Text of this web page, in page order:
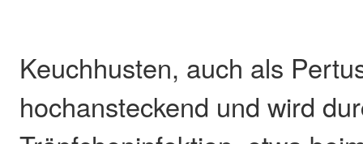
Keuchhusten, auch als
hochansteckend und wird